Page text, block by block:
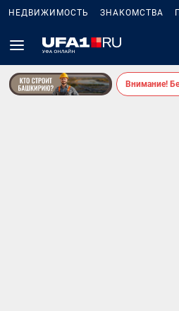
НЕДВИЖИМОСТЬ ЗНАКОМСТВА
Внимание!